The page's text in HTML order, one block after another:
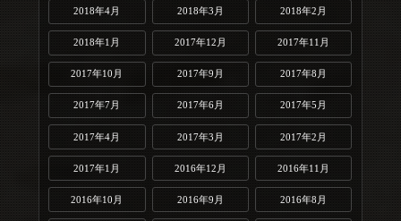
2018年4月 2018年3月 2018年2月
2018年1月 2017年12月 2017年11月
2017年10月 2017年9月 2017年8月
2017年7月 2017年6月 2017年5月
2017年4月 2017年3月 2017年2月
2017年1月 2016年12月 2016年11月
2016年10月 2016年9月 2016年8月